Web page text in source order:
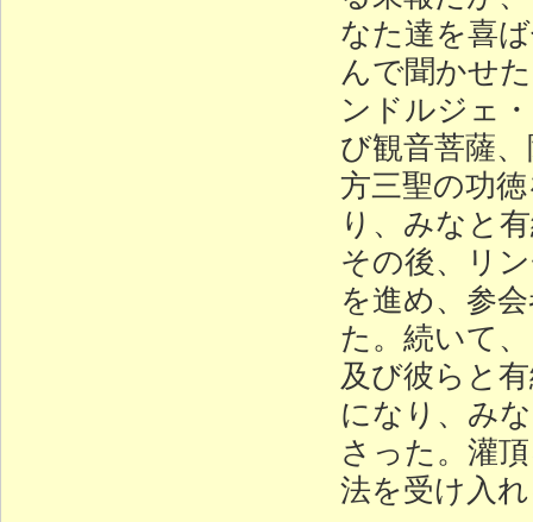
なた達を喜
んで聞かせ
ンドルジェ
び観音菩薩
方三聖の功
り、みなと
その後、リ
を進め、参
た。続いて
及び彼らと
になり、み
さった。灌
法を受け入